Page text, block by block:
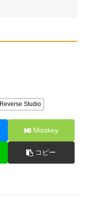
Reverse Studio
Misskey
コピー